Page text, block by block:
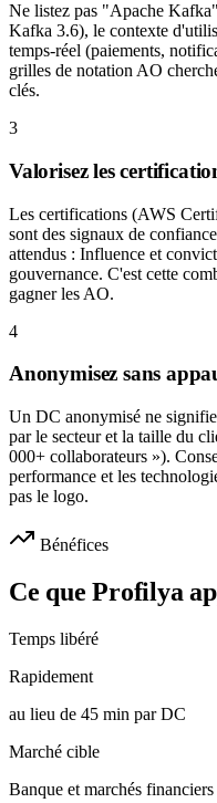
Ne listez pas "Apache
Kafka 3.6), le contexte
temps-réel (paiements,
grilles de notation AO
clés.
3
Valorisez les
Les certifications (AWS
sont des signaux de
attendus : Influence et
gouvernance. C'est cette
gagner les AO.
4
Anonymisez sans
Un DC anonymisé ne
par le secteur et la taille du
000+ collaborateurs »).
performance et les
pas le logo.
Bénéfices
Ce que Profilya
Temps libéré
Rapidement
au lieu de 45 min par DC
Marché cible
Banque et marchés financiers